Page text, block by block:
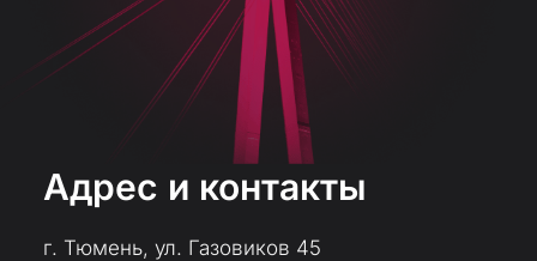
Адрес и контакты
г. Тюмень, ул. Газовиков 45